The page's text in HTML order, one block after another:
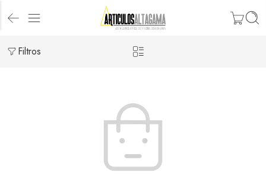
Filtros